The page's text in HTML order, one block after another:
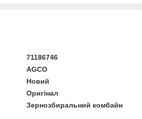
71186746
AGCO
Новий
Оригінал
Зернозбиральний комбайн